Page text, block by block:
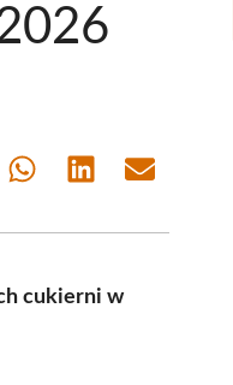
Share Share Share
cukierni w